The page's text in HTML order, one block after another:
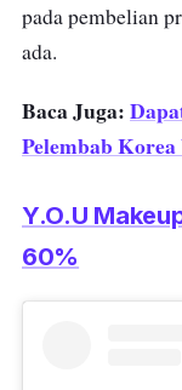
pada pembelian
ada.
Baca Juga:
Pelembab
Y.O.U
60%